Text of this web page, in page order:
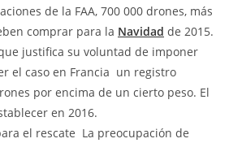
de la FAA, 700 000 drones, más
comprar para la Navidad de 2015.
justifica su voluntad de imponer 
el caso en Francia  un registro
por encima de un cierto peso. El
en 2016.
el rescate  La preocupación de